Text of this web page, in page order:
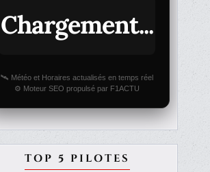
Chargement...
🛰️ Météo et Horaires actualisés en temps réel
⚙️ Moteur SEO propulsé par F1ACTU
TOP 5 PILOTES